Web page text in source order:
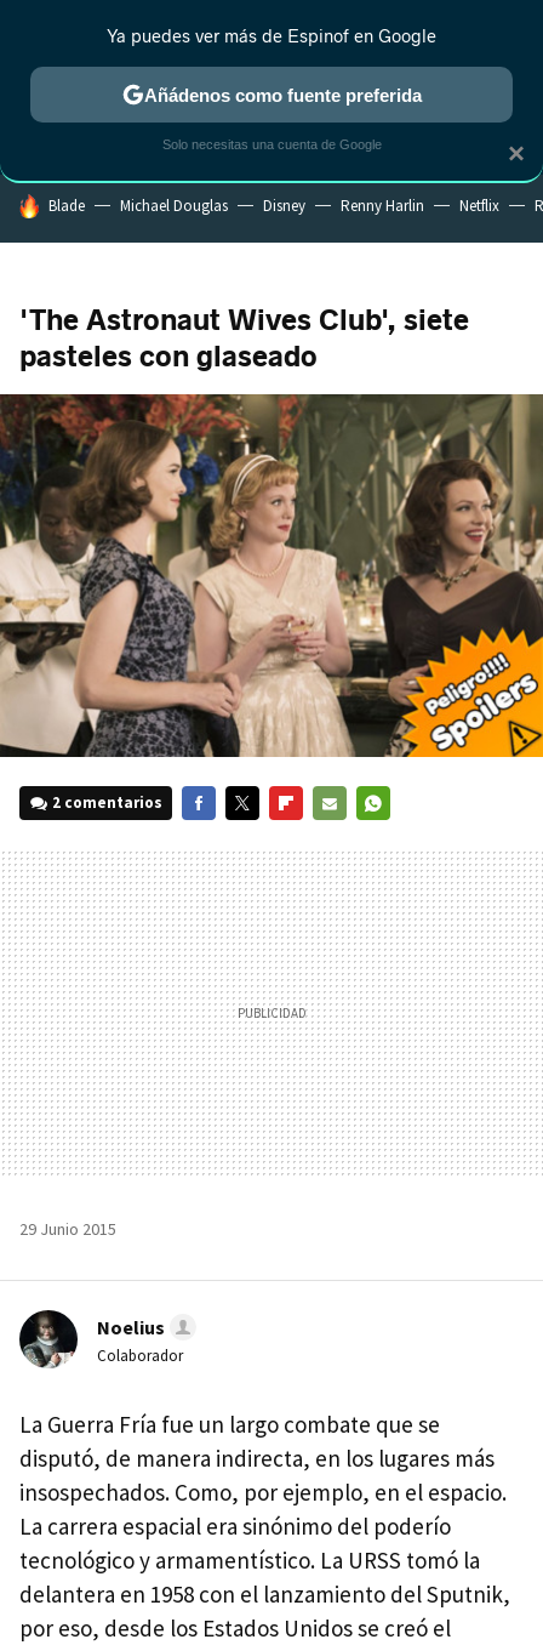
ESTRENOS REALITY ANIME RANKINGS CINE
HOY SE HABLA DE
Blade Michael Douglas Disney Renny Harlin Netflix
'The Astronaut Wives Club', siete
pasteles con glaseado
2 comentarios
MAIL
29 Junio 2015
Noelius
Colaborador
La Guerra Fría fue un largo combate que se
disputó, de manera indirecta, en los lugares más
insospechados. Como, por ejemplo, en el espacio.
La carrera espacial era sinónimo del poderío
tecnológico y armamentístico. La URSS tomó la
delantera en 1958 con el lanzamiento del Sputnik,
por eso, desde los Estados Unidos se creó el
×
Ya puedes ver más de Espinof en Google
Añádenos como fuente preferida
Solo necesitas una cuenta de Google